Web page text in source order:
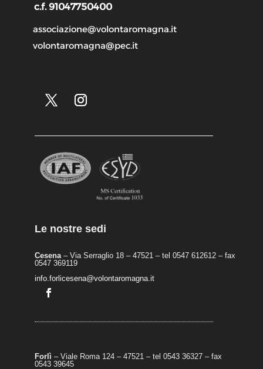
c.f. 91047750400
associazione@volontaromagna.it
volontaromagna@pec.it
Le nostre sedi
Cesena– Via Serraglio 18 – 47521 – tel 0547 612612 – fax
0547 369119
info.forlicesena@volontaromagna.it
Forlì – Viale Roma 124 – 47521 – tel 0543 36327 – fax
0543 39645